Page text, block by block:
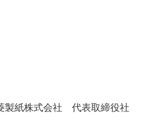
！ ～多様なビジネス・多彩な商材～
製紙株式会社 代表取締役社